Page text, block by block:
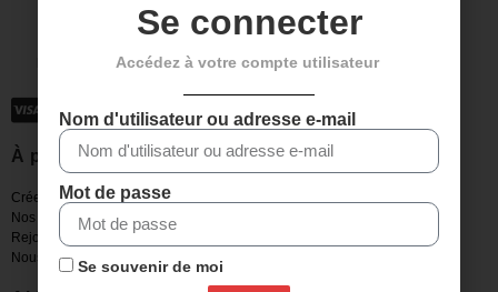
Paiement sécurisé
À propos de Veloaxe
Créer un compte
Nos boutiques
Rejoignez-nous
Nous contacter
Se connecter
Accédez à votre compte utilisateur
Nom d'utilisateur ou adresse e-mail
Mot de passe
Se souvenir de moi